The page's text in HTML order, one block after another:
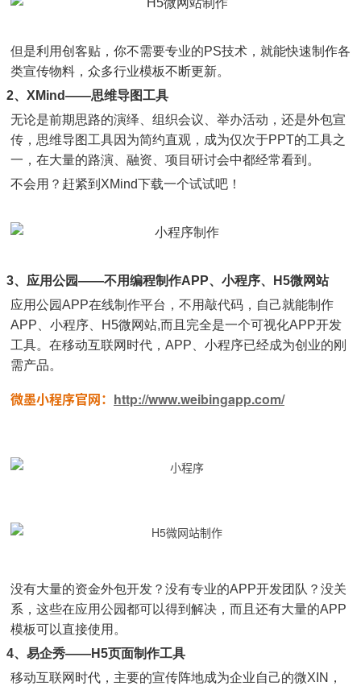
但是利用创客贴，你不需要专业的PS技术，就能快速制作各
类宣传物料，众多行业模板不断更新。
2、XMind——思维导图工具
无论是前期思路的演绎、组织会议、举办活动，还是外包宣
传，思维导图工具因为简约直观，成为仅次于PPT的工具之
一，在大量的路演、融资、项目研讨会中都经常看到。
不会用？赶紧到XMind下载一个试试吧！
3、应用公园——不用编程制作APP、小程序、H5微网站
应用公园APP在线制作平台，不用敲代码，自己就能制作
APP、小程序、H5微网站,而且完全是一个可视化APP开发
工具。在移动互联网时代，APP、小程序已经成为创业的刚
需产品。
微墨小程序官网： http://www.weibingapp.com/
没有大量的资金外包开发？没有专业的APP开发团队？没关
系，这些在应用公园都可以得到解决，而且还有大量的APP
模板可以直接使用。
4、易企秀——H5页面制作工具
移动互联网时代，主要的宣传阵地成为企业自己的微XIN，